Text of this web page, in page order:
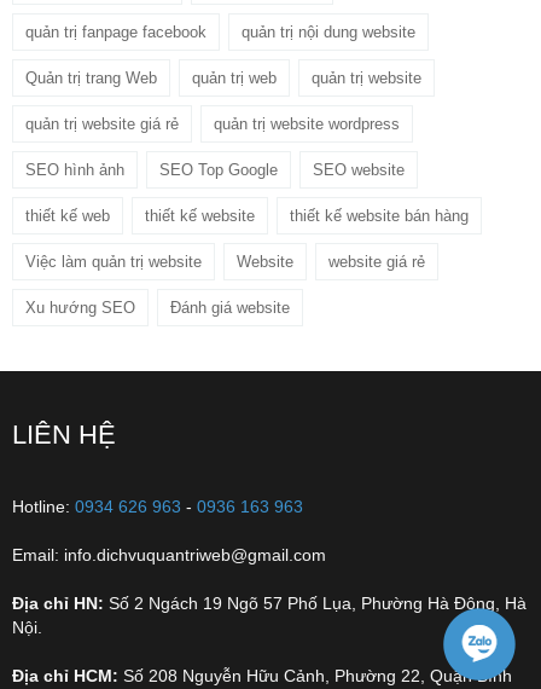
quản trị fanpage facebook quản trị nội dung website
Quản trị trang Web quản trị web quản trị website
quản trị website giá rẻ quản trị website wordpress
SEO hình ảnh SEO Top Google SEO website
thiết kế web thiết kế website thiết kế website bán hàng
Việc làm quản trị website Website website giá rẻ
Xu hướng SEO Đánh giá website
LIÊN HỆ
Hotline: 0934 626 963 - 0936 163 963
Email: info.dichvuquantriweb@gmail.com
Địa chỉ HN: Số 2 Ngách 19 Ngõ 57 Phố Lụa, Phường Hà Đông, Hà
Nội.
Địa chỉ HCM: Số 208 Nguyễn Hữu Cảnh, Phường 22, Quận Bình